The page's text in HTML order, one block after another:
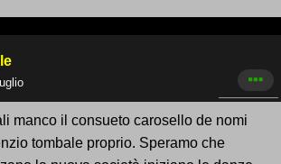
manco il consueto carosello de nomi
tombale proprio. Speramo che